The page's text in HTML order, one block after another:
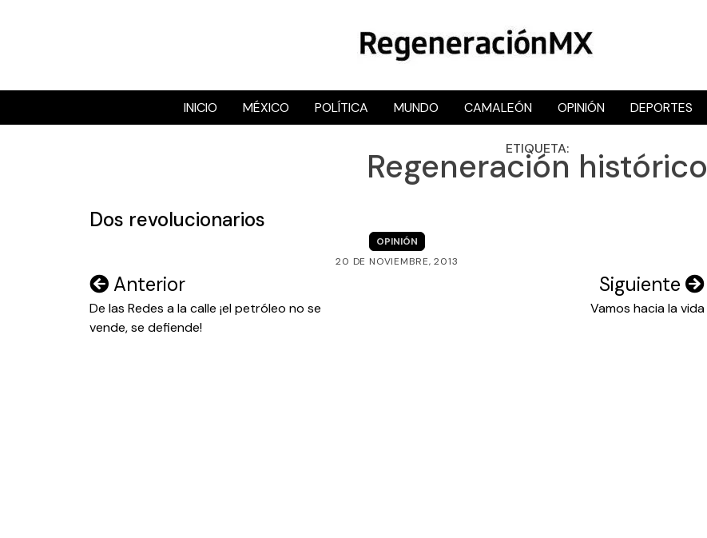
RegeneraciónMX
Sitio de noticias libre e independiente
INICIO MÉXICO POLÍTICA MUNDO CAMALEÓN OPINIÓN DEPORTES
ETIQUETA:
Regeneración histórico
Dos revolucionarios
OPINIÓN
20 DE NOVIEMBRE, 2013
Navegación
de
entradas
Anterior
De las Redes a la calle ¡el petróleo no se
vende, se defiende!
Siguiente
Vamos hacia la vida